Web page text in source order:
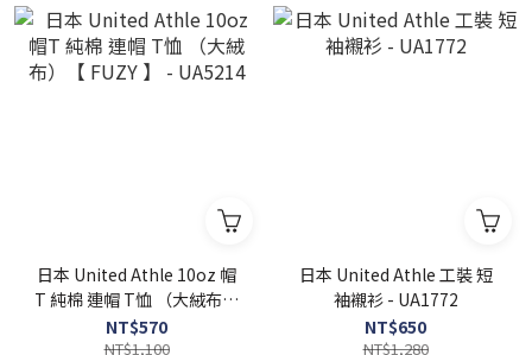
日本 United Athle 10oz 帽
T 純棉 連帽 T恤 （大絨布）
【 FUZY 】 - UA5214
NT$570
NT$1,100
日本 United Athle 工裝 短
袖襯衫 - UA1772
NT$650
NT$1,280